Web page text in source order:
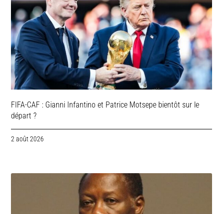
FIFA-CAF : Gianni Infantino et Patrice Motsepe bientôt sur le
départ ?
2 août 2026